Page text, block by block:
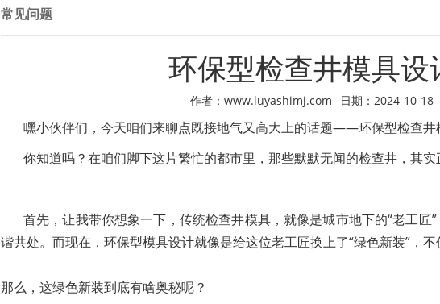
常见问题
环保型检查井模具设
作者：www.luyashimj.com 日期：2024-10-18
嘿小伙伴们，今天咱们来聊点既接地气又高大上的话题——环保型检查井
你知道吗？在咱们脚下这片繁忙的都市里，那些默默无闻的检查井，其实
首先，让我带你想象一下，传统检查井模具，就像是城市地下的“老工匠
谐共处。而现在，环保型模具设计就像是给这位老工匠换上了“绿色新装”，
那么，这绿色新装到底有啥奥秘呢？